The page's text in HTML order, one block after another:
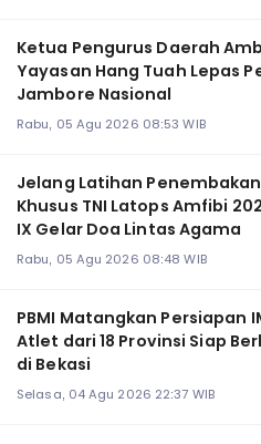
Ketua Pengurus Daerah
Yayasan Hang Tuah Lepas
Jambore Nasional
Rabu, 05 Agu 2026 08:53 WIB
Jelang Latihan
Khusus TNI Latops Amfibi
IX Gelar Doa Lintas Agama
Rabu, 05 Agu 2026 08:48 WIB
PBMI Matangkan Persiapan
Atlet dari 18 Provinsi Siap
di Bekasi
Selasa, 04 Agu 2026 22:37 WIB